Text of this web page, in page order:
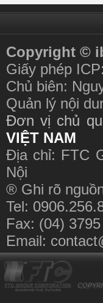
Copyright ©
Giấy phép
Chủ biên:
Quản lý nội
Đơn vị chủ
VIỆT NAM
Địa chỉ: FTC
Nội
® Ghi rõ
Tel:
Fax: (04)
Email: